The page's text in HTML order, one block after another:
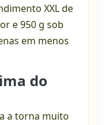
XXL de
e 950 g sob
em menos
do
a torna muito